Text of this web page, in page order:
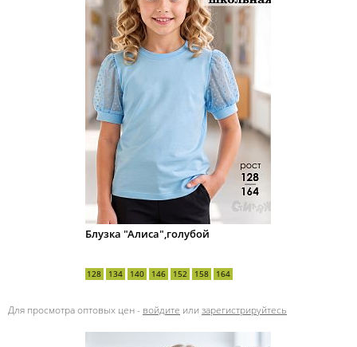
Блузка "Алиса",голубой
128 134 140 146 152 158 164
Для просмотра оптовых цен - войдите или зарегистрируйтесь